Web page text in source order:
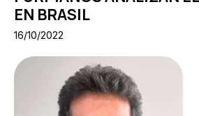
EN BRASIL
16/10/2022